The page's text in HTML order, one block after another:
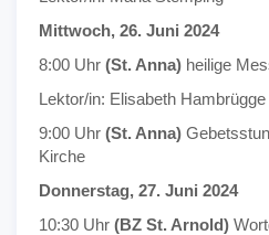
Mittwoch, 26. Juni 2024
8:00 Uhr (St. Anna) heilige
Lektor/in: Elisabeth Hambrügge
9:00 Uhr (St. Anna)
Kirche
Donnerstag, 27. Juni 2024
10:30 Uhr (BZ St. Arnold)